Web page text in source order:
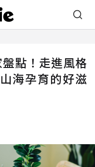
點！走進風格
海孕育的好滋